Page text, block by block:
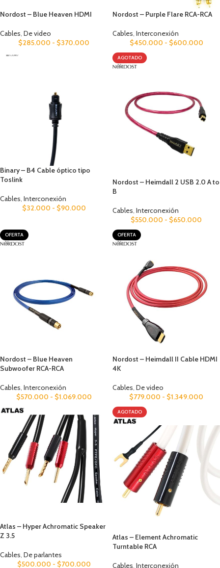
Nordost – Blue Heaven HDMI
Cables De video
$285.000 - $370.000
Nordost – Purple Flare RCA-RCA
Cables Interconexión
$450.000 - $600.000
Binary – B4 Cable óptico tipo
Toslink
Cables Interconexión
$32.000 - $90.000
AGOTADO
Nordost – Heimdall 2 USB 2.0 A to
B
Cables, Interconexión
$550.000 - $650.000
OFERTA
Nordost – Blue Heaven
Subwoofer RCA-RCA
Cables, Interconexión
$570.000 - $1.069.000
OFERTA
Nordost – Heimdall II Cable HDMI
4K
Cables, De video
$779.000 - $1.349.000
Atlas – Hyper Achromatic Speaker
Z 3.5
Cables De parlantes
$500.000 - $700.000
AGOTADO
Atlas – Element Achromatic
Turntable RCA
Cables Interconexión